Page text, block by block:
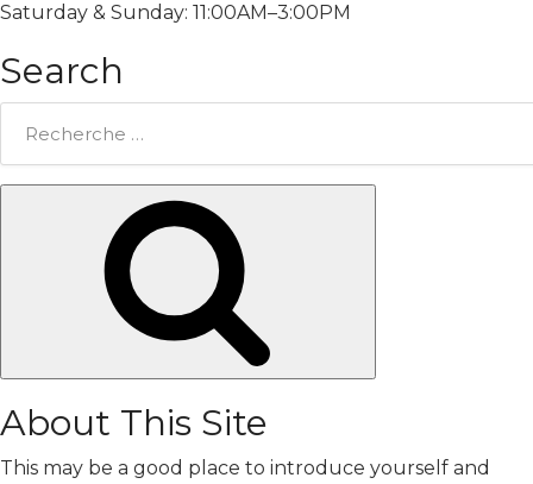
Saturday & Sunday: 11:00AM–3:00PM
Search
About This Site
This may be a good place to introduce yourself and